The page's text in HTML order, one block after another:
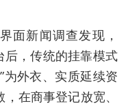
面新闻调查发现，
后，传统的挂靠模式
为外衣、实质延续资
在商事登记放宽、